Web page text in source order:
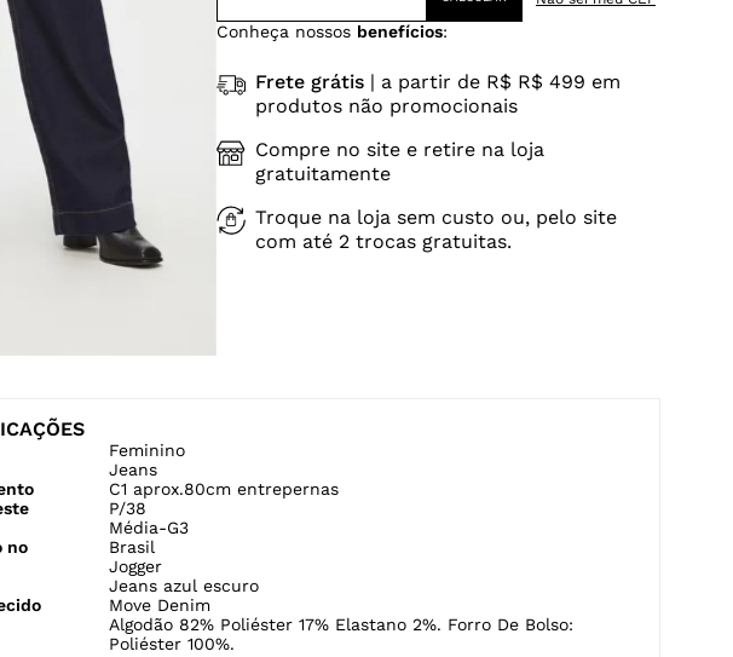
Conheça nossos benefícios:
Frete grátis| a partir de R$ R$ 499 em
produtos não promocionais
Compre no site e retire na loja
gratuitamente
Troque na loja sem custo ou, pelo site
com até 2 trocas gratuitas.
Feminino
Jeans
C1 aprox.80cm entrepernas
P/38
Média-G3
no
Brasil
Jogger
Jeans azul escuro
Move Denim
Algodão 82% Poliéster 17% Elastano 2%. Forro De Bolso:
Poliéster 100%.